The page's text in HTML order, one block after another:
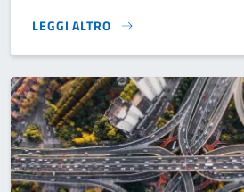
LEGGI ALTRO
}